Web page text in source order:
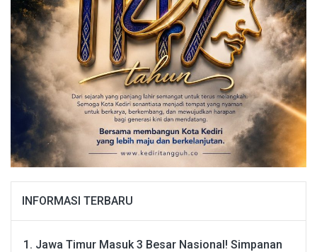
INFORMASI TERBARU
Jawa Timur Masuk 3 Besar Nasional! Simpanan